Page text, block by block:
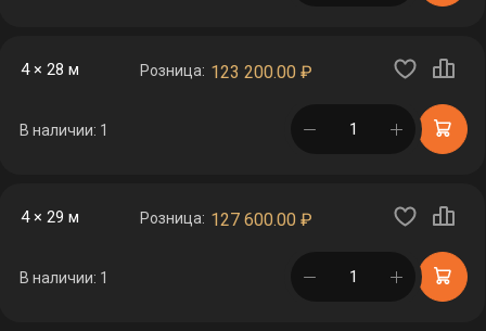
4 × 28 м Розница: 123 200.00 ₽
В наличии: 1 в корзине
4 × 29 м Розница: 127 600.00 ₽
В наличии: 1 в корзине